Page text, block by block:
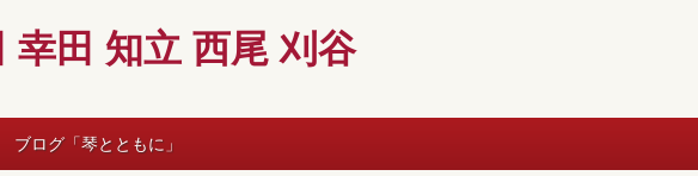
幸田 知立 西尾 刈谷
ブログ「琴とともに」